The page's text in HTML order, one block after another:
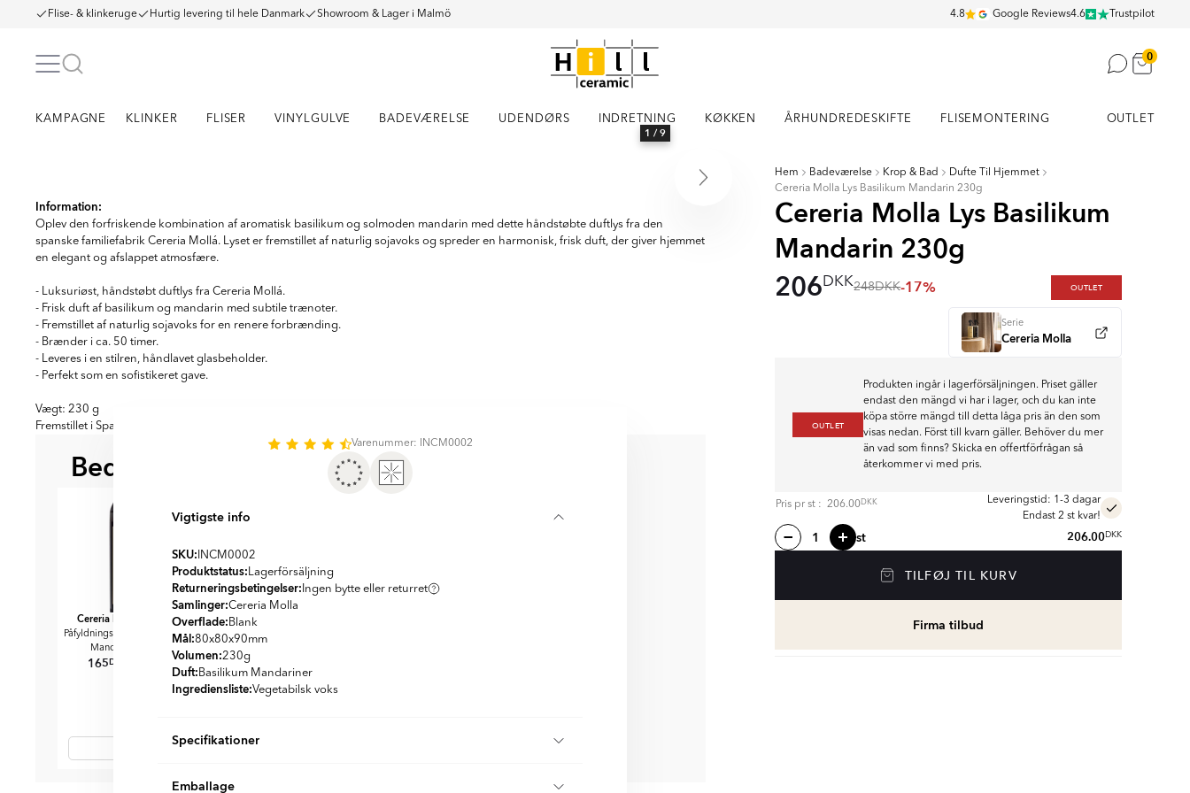
Flise- & klinkeruge Hurtig levering til hele Danmark Showroom & Lager i Malmö 4.8 Google Reviews4.6 Trustpilot
0
KAMPAGNE KLINKER FLISER VINYLGULVE BADEVÆRELSE UDENDØRS INDRETNING KØKKEN ÅRHUNDREDESKIFTE FLISEMONTERING OUTLET
of
9
1 / 9
Hem Badeværelse Krop & Bad
Dufte Til Hjemmet
Cereria Molla Lys Basilikum Mandarin 230g
Cereria Molla Lys Basilikum
Mandarin 230g
206DKK248DKK-17% OUTLET
Serie
Cereria Molla
OUTLET
Produkten ingår i lagerförsäljningen. Priset gäller
endast den mängd vi har i lager, och du kan inte
köpa större mängd till detta låga pris än den som
visas nedan. Först till kvarn gäller. Behöver du mer
än vad som finns? Skicka en offertförfrågan så
återkommer vi med pris.
Pris prst : 206.00DKK
Leveringstid: 1-3 dagar
Endast 2 st kvar!
st 206.00DKK
TILFØJ TIL KURV
Firma tilbud
Information:
Oplev den forfriskende kombination af aromatisk basilikum og solmoden mandarin med dette håndstøbte duftlys fra den
spanske familiefabrik Cereria Mollá. Lyset er fremstillet af naturlig sojavoks og spreder en harmonisk, frisk duft, der giver hjemmet
en elegant og afslappet atmosfære.
- Luksuriøst, håndstøbt duftlys fra Cereria Mollá.
- Frisk duft af basilikum og mandarin med subtile trænoter.
- Fremstillet af naturlig sojavoks for en renere forbrænding.
- Brænder i ca. 50 timer.
- Leveres i en stilren, håndlavet glasbeholder.
- Perfekt som en sofistikeret gave.
Vægt: 230 g
Fremstillet i Spanien.
Bedre sammen BEDST AT KOMBINERE MED
Cereria Molla
Premium
Påfyldningsdiffuser Basilikum
Mandarin 200 ml
165DKK
Cereria Molla
Hjemmetekstilspray Basilikum
186DKK
Varenummer: INCM0002
Vigtigste info
SKU: INCM0002
Produktstatus: Lagerförsäljning
Returneringsbetingelser: Ingen bytte eller returret
Samlinger:Cereria Molla
Overflade: Blank
Mål:80x80x90mm
Volumen:230g
Duft: Basilikum Mandariner
Ingrediensliste:Vegetabilsk voks
Specifikationer
Farve:
Emballage